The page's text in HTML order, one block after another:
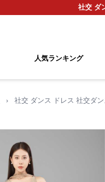
社交 ダ
人気ランキング
› 社交 ダンス ドレス 社交ダ